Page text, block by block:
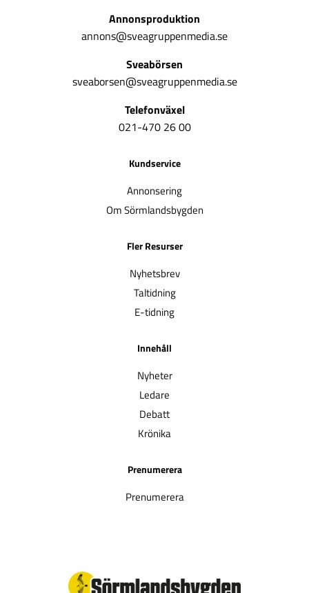
Annonsproduktion
annons@sveagruppenmedia.se
Sveabörsen
sveaborsen@sveagruppenmedia.se
Telefonväxel
021-470 26 00
Kundservice
Annonsering
Om Sörmlandsbygden
Fler Resurser
Nyhetsbrev
Taltidning
E-tidning
Innehåll
Nyheter
Ledare
Debatt
Krönika
Prenumerera
Prenumerera